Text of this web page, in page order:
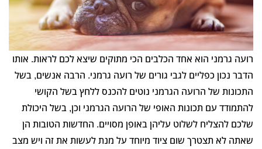
רועה גרמני הוא אחד הכלבים הכי מתוקים שיצא לכם לראות. אותו
הדבר נכון כפליים לגבי גורים של רועה גרמני. הרבה אנשים, בשל
התכונות של הרועה הגרמני נוטים להכנס ללחץ בשל הקושי
להתמודד עם תכונות האופי של הרועה הגרמני וכן, בשל היכולת
שלכם להצליח לשלוט עליהן באופן מסויים. החדשות הטובות הן
שאתה לא תצטרך שום ציוד מיוחד על מנת לעשות את זה ויש מצב